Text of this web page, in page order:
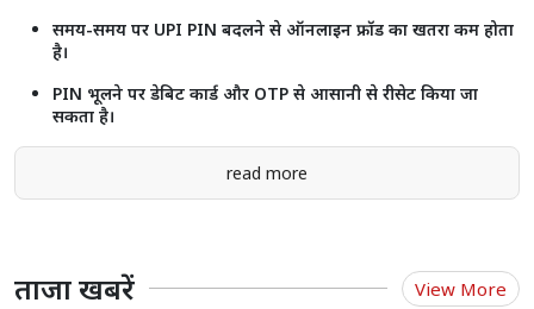
समय-समय पर UPI PIN बदलने से ऑनलाइन फ्रॉड का खतरा कम होता
है।
PIN भूलने पर डेबिट कार्ड और OTP से आसानी से रीसेट किया जा
सकता है।
read more
ताजा खबरें View More